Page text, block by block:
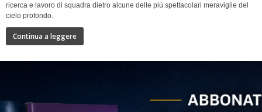
ricerca e lavoro di squadra dietro alcune delle più spettacolari meraviglie del
cielo profondo.
Continua a leggere